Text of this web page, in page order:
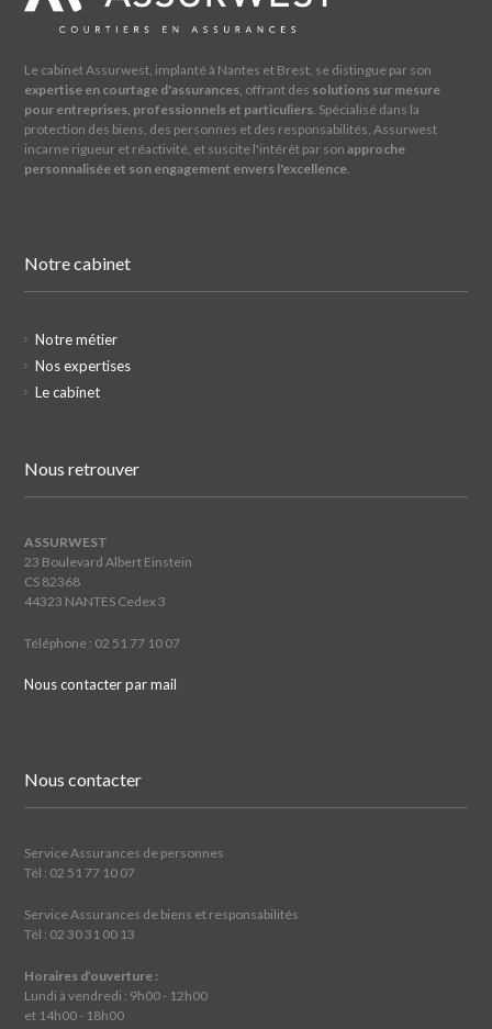
Le cabinet Assurwest, implanté à Nantes et Brest, se distingue par son
expertise en courtage d'assurances, offrant des solutions sur mesure
pour entreprises, professionnels et particuliers. Spécialisé dans la
protection des biens, des personnes et des responsabilités, Assurwest
incarne rigueur et réactivité, et suscite l'intérêt par sonapproche
personnalisée et son engagement envers l'excellence.
Notre cabinet
Notre métier
Nos expertises
Le cabinet
Nous retrouver
ASSURWEST
23 Boulevard Albert Einstein
CS 82368
44323 NANTES Cedex 3
Téléphone : 02 51 77 10 07
Nous contacter par mail
Nous contacter
Service Assurances de personnes
Tél : 02 51 77 10 07
Service Assurances de biens et responsabilités
Tél : 02 30 31 00 13
Horaires d’ouverture :
Lundi à vendredi : 9h00 - 12h00
et 14h00 - 18h00